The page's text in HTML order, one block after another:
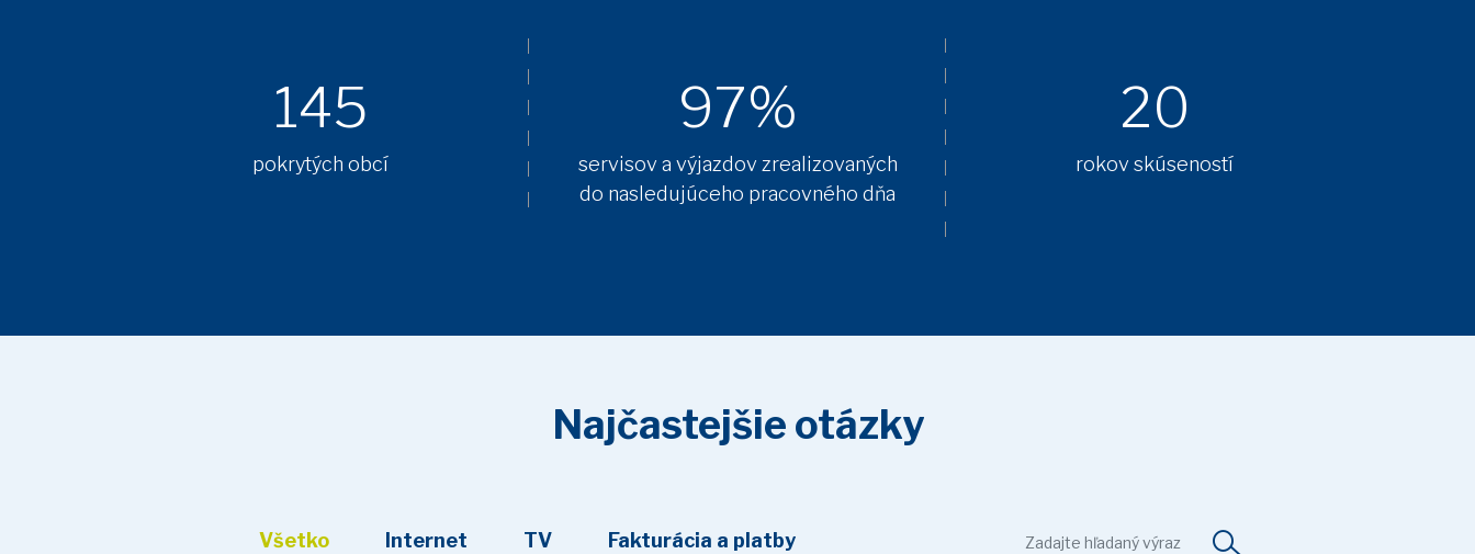
145
pokrytých obcí
97%
servisov a výjazdov zrealizovaných
do nasledujúceho pracovného dňa
20
rokov skúseností
Najčastejšie otázky
Všetko Internet TV Fakturácia a platby